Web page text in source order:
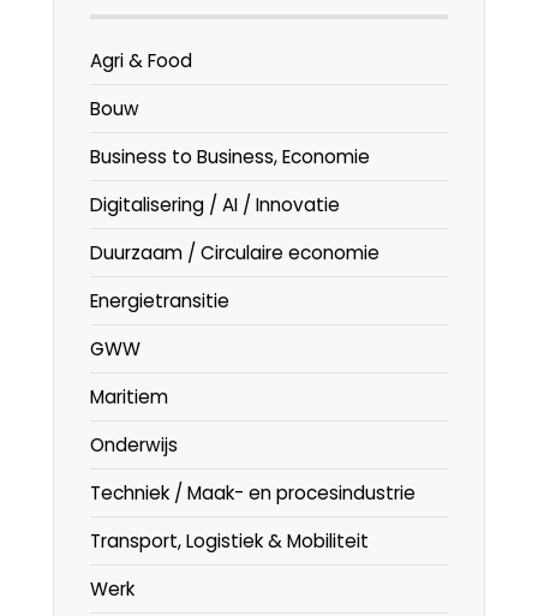
Agri & Food
Bouw
Business to Business, Economie
Digitalisering / AI / Innovatie
Duurzaam / Circulaire economie
Energietransitie
GWW
Maritiem
Onderwijs
Techniek / Maak- en procesindustrie
Transport, Logistiek & Mobiliteit
Werk